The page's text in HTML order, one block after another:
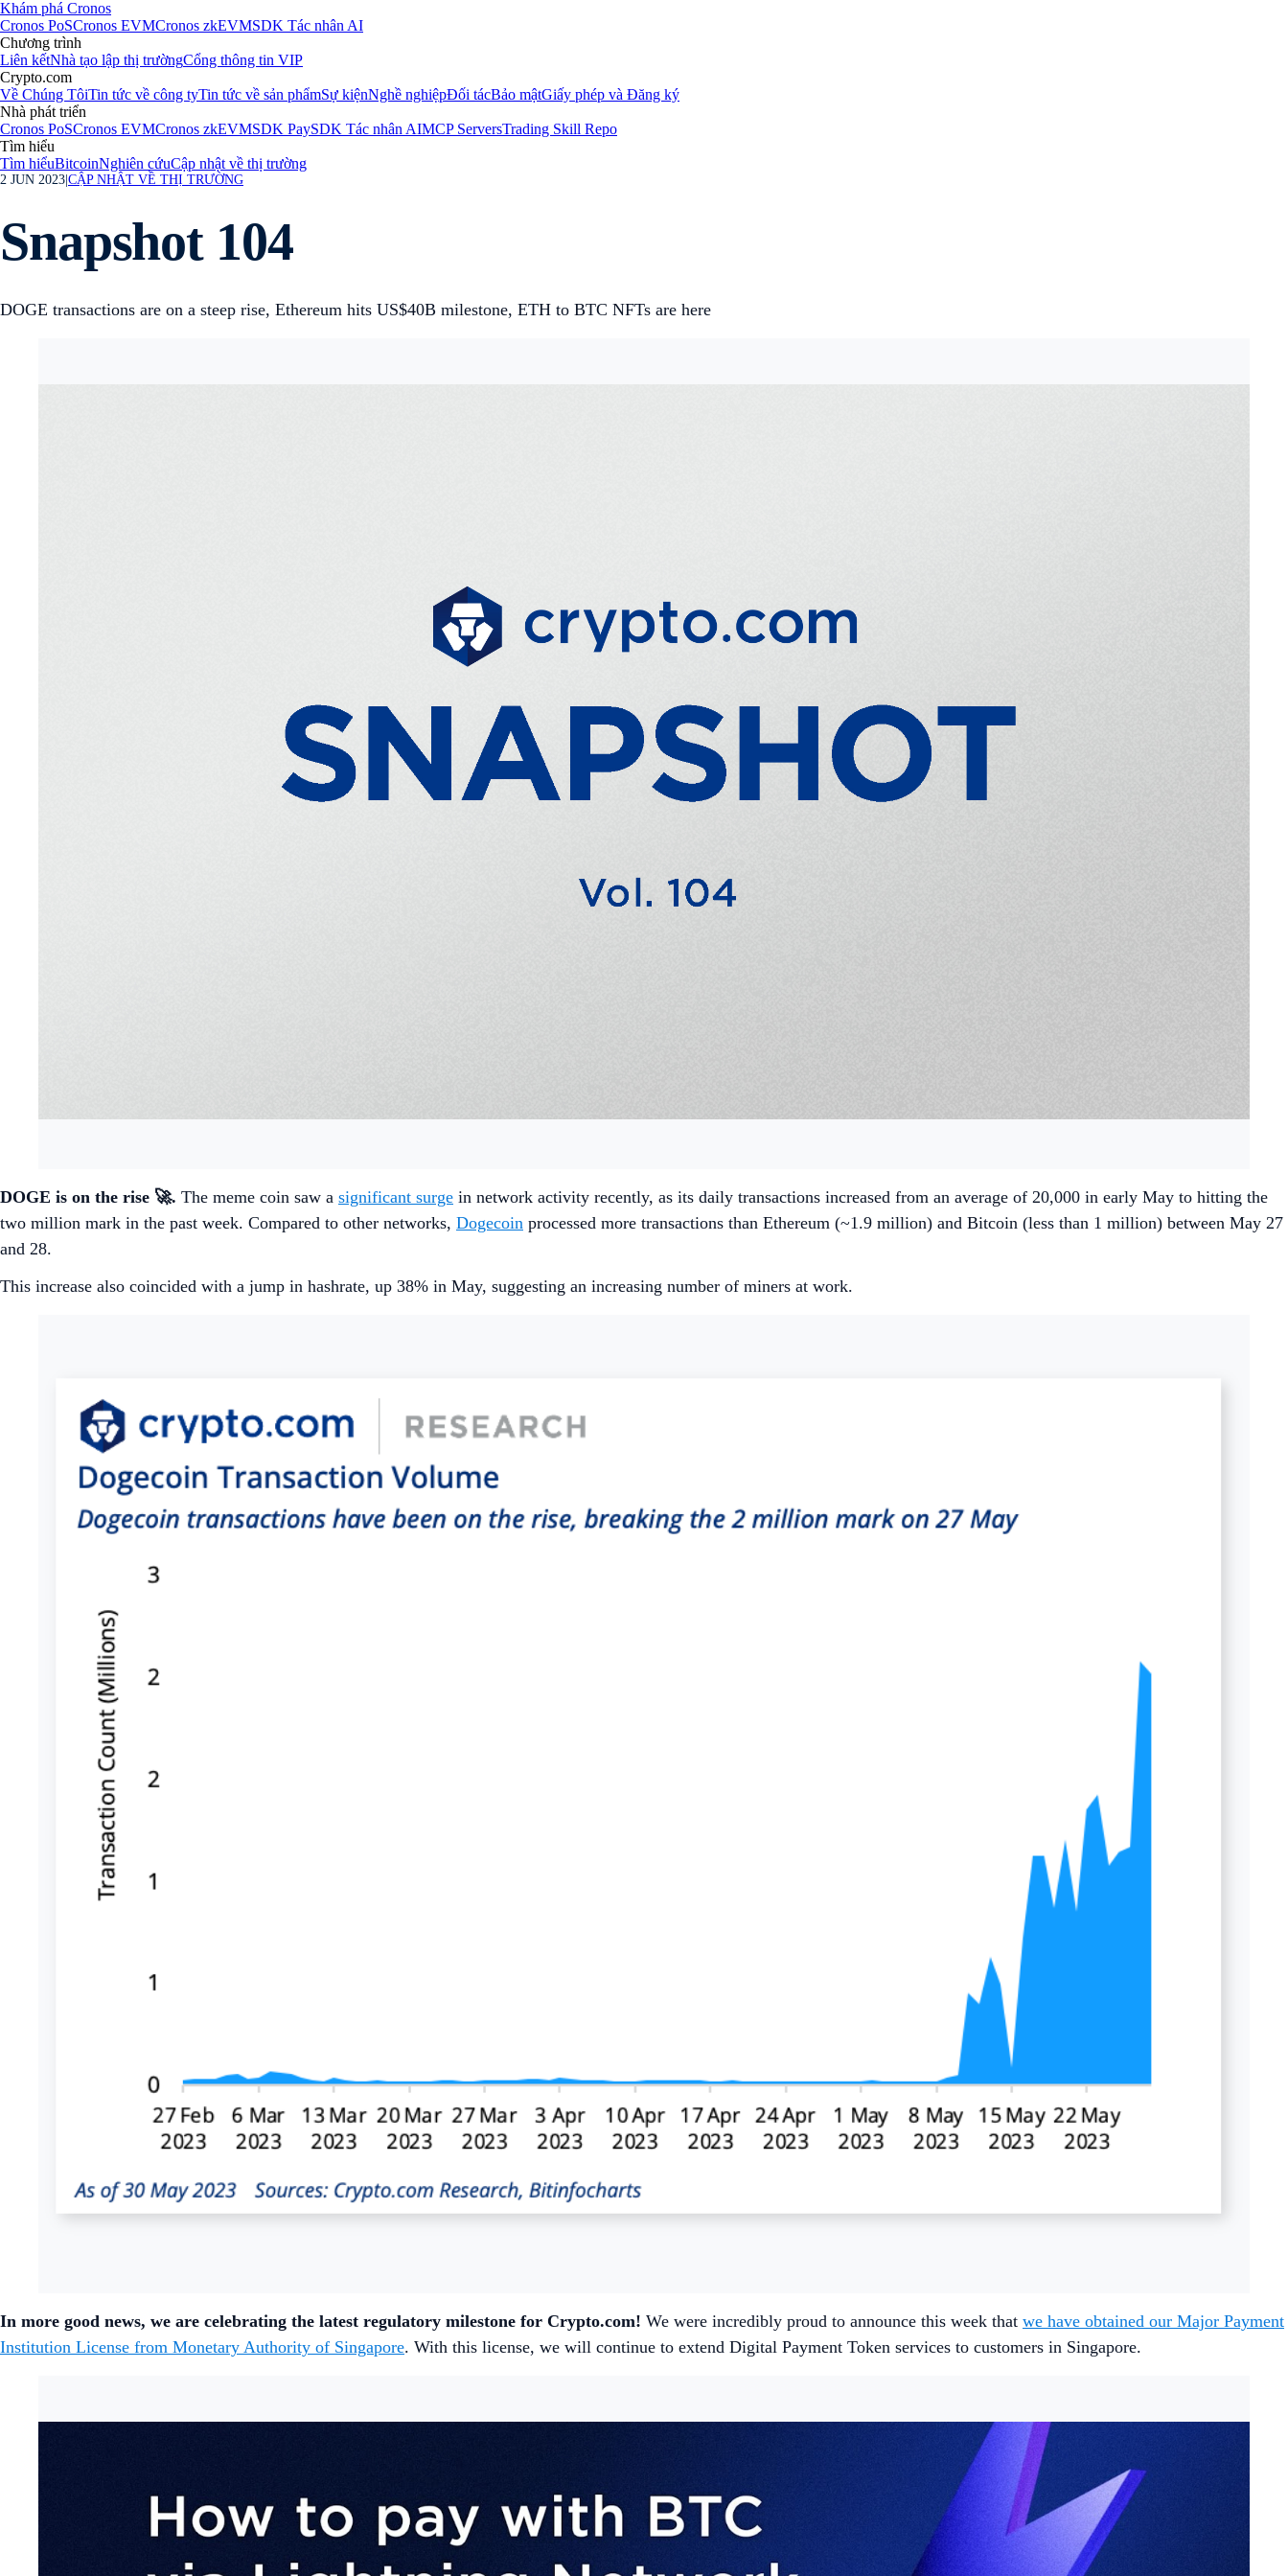
Khám phá Cronos
Cronos PoSCronos EVMCronos zkEVMSDK Tác nhân AI
Chương trình
Liên kếtNhà tạo lập thị trườngCổng thông tin VIP
Crypto.com
Về Chúng TôiTin tức về công tyTin tức về sản phẩmSự kiệnNghề nghiệpĐối tácBảo mậtGiấy phép và Đăng ký
Nhà phát triển
Cronos PoSCronos EVMCronos zkEVMSDK PaySDK Tác nhân AIMCP ServersTrading Skill Repo
Tìm hiểu
Tìm hiểuBitcoinNghiên cứuCập nhật về thị trường
2 JUN 2023 CẬP NHẬT VỀ THỊ TRƯỜNG
Snapshot 104
DOGE transactions are on a steep rise, Ethereum hits US$40B milestone, ETH to BTC NFTs are here
DOGE is on the rise 🚀. The meme coin saw a significant surge in network activity recently, as its daily transactions increased from an average of 20,000 in early May to hitting the
two million mark in the past week. Compared to other networks, Dogecoin processed more transactions than Ethereum (~1.9 million) and Bitcoin (less than 1 million) between May 27
and 28.
This increase also coincided with a jump in hashrate, up 38% in May, suggesting an increasing number of miners at work.
In more good news, we are celebrating the latest regulatory milestone for Crypto.com! We were incredibly proud to announce this week that we have obtained our Major Payment
Institution License from Monetary Authority of Singapore. With this license, we will continue to extend Digital Payment Token services to customers in Singapore.